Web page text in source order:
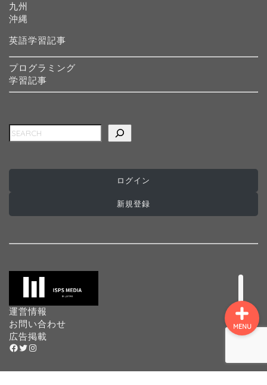
九州
沖縄
英語学習記事
プログラミング
学習記事
検索
ログイン
新規登録
運営情報
お問い合わせ
広告掲載
Facebook Twitter Instagram
MENU
インターナショナルスク
プログラミングスクール
プリスクール